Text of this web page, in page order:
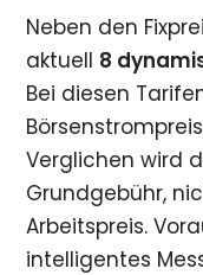
Neben den
aktuell 8
Bei diesen
Verglichen wird
Grundgebühr,
Arbeitspreis.
intelligentes